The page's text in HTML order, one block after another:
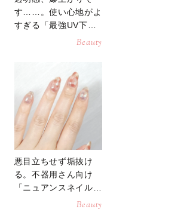
す……。使い心地がよ
すぎる「最強UV下
Beauty
悪目立ちせず垢抜け
る。不器用さん向け
「ニュアンスネイル」
Beauty